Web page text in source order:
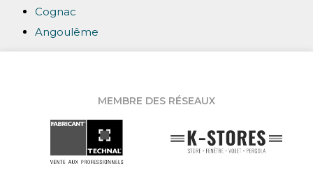
Cognac
Angoulême
MEMBRE DES RÉSEAUX